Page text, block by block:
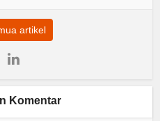
artikel
Komentar